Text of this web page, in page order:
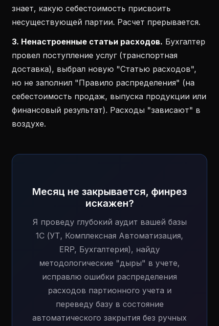
знает, какую себестоимость присвоить
несуществующей партии. Расчет прерывается.
3. Ненастроенные статьи расходов. Бухгалтер
провел поступление услуг (транспортная
доставка), выбрал новую "Статью расходов",
но не заполнил "Правило распределения" (на
себестоимость продаж, выпуска продукции или
финансовый результат). Расходы "зависают" в
воздухе.
Месяц не закрывается, финрез
искажен?
Я проведу глубокий аудит вашей базы
1С (УТ, Комплексная Автоматизация,
ERP, Бухгалтерия), найду
методологические "дыры" в учете,
исправлю ошибки распределения
расходов партионного учета и
переведу базу в состояние
автоматического закрытия без ручных